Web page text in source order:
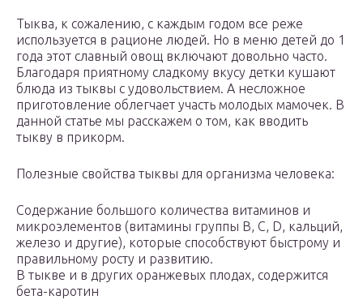
Тыква, к сожалению, с каждым годом все реже
используется в рационе людей. Но в меню детей до 1
года этот славный овощ включают довольно часто.
Благодаря приятному сладкому вкусу детки кушают
блюда из тыквы с удовольствием. А несложное
приготовление облегчает участь молодых мамочек. В
данной статье мы расскажем о том, как вводить
тыкву в прикорм.
Полезные свойства тыквы для организма человека:
Содержание большого количества витаминов и
микроэлементов (витамины группы В, С, D, кальций,
железо и другие), которые способствуют быстрому и
правильному росту и развитию.
В тыкве и в других оранжевых плодах, содержится
бета-каротин